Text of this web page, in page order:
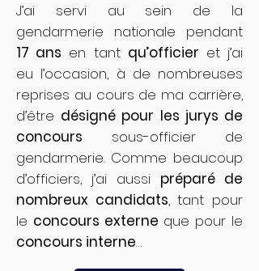
J’ai servi au sein de la
gendarmerie nationale pendant
17 ans en tant qu’officier et j’ai
eu l’occasion, à de nombreuses
reprises au cours de ma carrière,
d’être désigné pour les jurys de
concours sous-officier de
gendarmerie. Comme beaucoup
d’officiers, j’ai aussi préparé de
nombreux candidats, tant pour
le concours externe que pour le
concours interne…